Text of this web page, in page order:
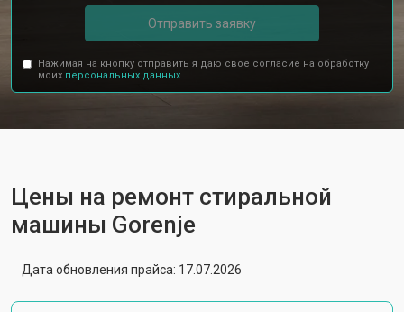
Отправить заявку
Нажимая на кнопку отправить я даю свое согласие на обработку
моих персональных данных.
Цены на ремонт стиральной
машины Gorenje
Дата обновления прайса: 17.07.2026